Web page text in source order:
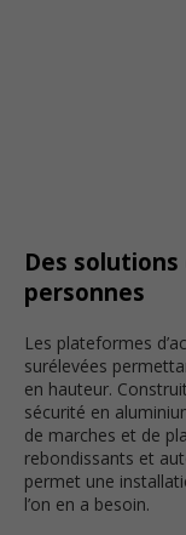
Des
personnes
Les plateformes
surélevées
en hauteur.
sécurité en
de marches et de
rebondissants et
permet une
l’on en a besoin.